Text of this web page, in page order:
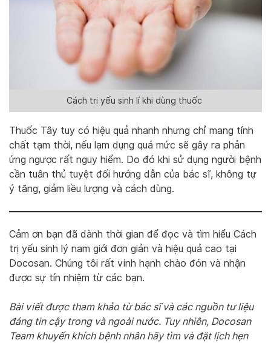
Cách trị yếu sinh lí khi dùng thuốc
Thuốc Tây tuy có hiệu quả nhanh nhưng chỉ mang tính
chất tạm thời, nếu lạm dụng quá mức sẽ gây ra phản
ứng ngược rất nguy hiểm. Do đó khi sử dụng người bệnh
cần tuân thủ tuyệt đối hướng dẫn của bác sĩ, không tự
ý tăng, giảm liều lượng và cách dùng.
Cảm ơn bạn đã dành thời gian để đọc và tìm hiểu Cách
trị yếu sinh lý nam giới đơn giản và hiệu quả cao tại
Docosan. Chúng tôi rất vinh hạnh chào đón và nhận
được sự tín nhiệm từ các bạn.
Bài viết được tham khảo từ bác sĩ và các nguồn tư liệu
đáng tin cậy trong và ngoài nước. Tuy nhiên, Docosan
Team khuyến khích bệnh nhân hãy tìm và đặt lịch hẹn